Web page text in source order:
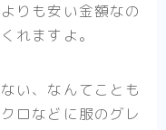
りも安い金額なの
れますよ。
い、なんてことも
ロなどに服のグレ